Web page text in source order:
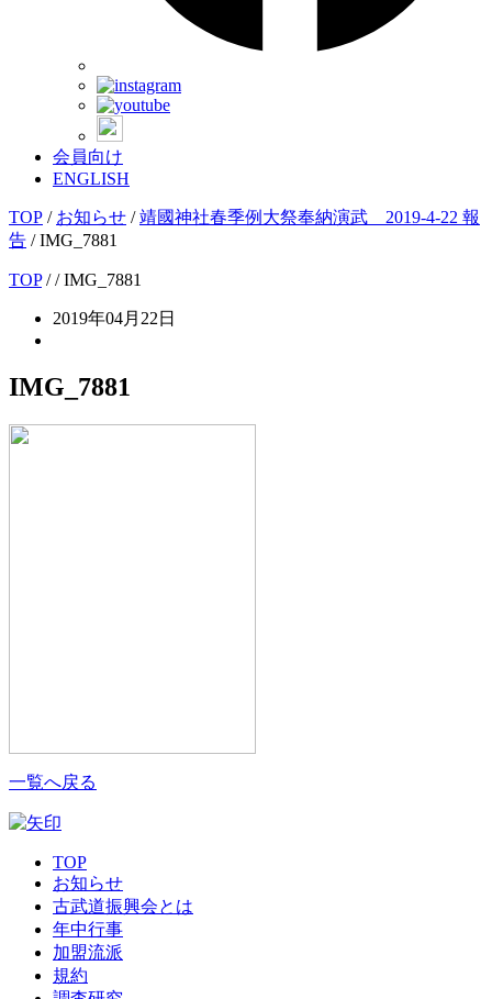
会員向け
ENGLISH
TOP / お知らせ /靖國神社春季例大祭奉納演武 2019-4-22 報
告 /IMG_7881
TOP// IMG_7881
2019年04月22日
IMG_7881
一覧へ戻る
TOP
お知らせ
古武道振興会とは
年中行事
加盟流派
規約